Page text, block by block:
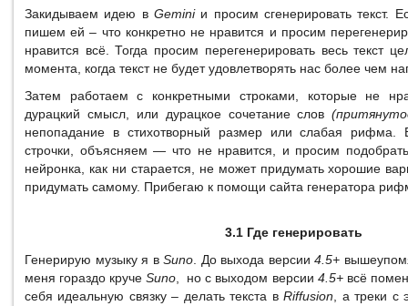
Закидываем идею в Geminiи просим сгенерировать текст.
пишем ей – что конкретно не нравится и просим
нравится всё. Тогда просим перегенерировать весь текст
момента, когда текст не будет удовлетворять нас более чем
Затем работаем с конкретными строками, которые не
дурацкий смысл, или дурацкое сочетание слов
непопадание в стихотворный размер или слабая рифма.
строчки, объясняем — что не нравится, и просим
нейронка, как ни старается, не может придумать хорошие
придумать самому. Прибегаю к помощи сайта генератора
3.1 Где генерировать
Генерирую музыку я в Suno. До выхода версии 4.5+
меня гораздо кручеSuno, но с выходом версии 4.5+всё
себя идеальную связку – делать текста вRiffusion, а треки с